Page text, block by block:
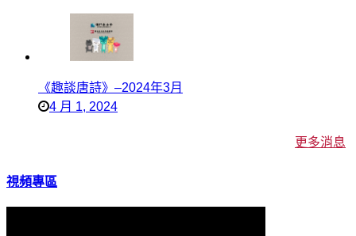
《趣談唐詩》–2024年3月
4 月 1, 2024
更多消息
視頻專區